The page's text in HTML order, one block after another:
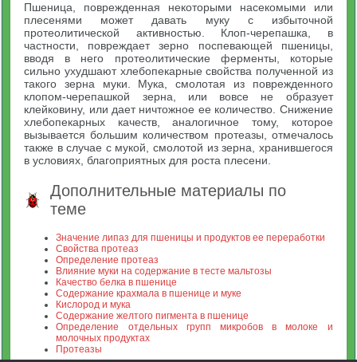
Пшеница, поврежденная некоторыми насекомыми или
плесенями может давать муку с избыточной
протеолитической активностью. Клоп-черепашка, в
частности, повреждает зерно поспевающей пшеницы,
вводя в него протеолитические ферменты, которые
сильно ухудшают хлебопекарные свойства полученной из
такого зерна муки. Мука, смолотая из поврежденного
клопом-черепашкой зерна, или вовсе не образует
клейковину, или дает ничтожное ее количество. Снижение
хлебопекарных качеств, аналогичное тому, которое
вызывается большим количеством протеазы, отмечалось
также в случае с мукой, смолотой из зерна, хранившегося
в условиях, благоприятных для роста плесени.
Дополнительные материалы по
теме
Значение липаз для пшеницы и продуктов ее переработки
Свойства протеаз
Определение протеаз
Влияние муки на содержание в тесте мальтозы
Качество белка в пшенице
Содержание крахмала в пшенице и муке
Кислород и мука
Содержание желтого пигмента в пшенице
Определение отдельных групп микробов в молоке и
молочных продуктах
Протеазы